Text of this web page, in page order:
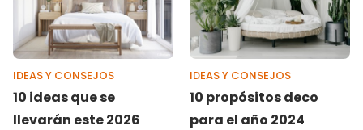
IDEAS Y CONSEJOS
10 ideas que se
llevarán este 2026
IDEAS Y CONSEJOS
10 propósitos deco
para el año 2024